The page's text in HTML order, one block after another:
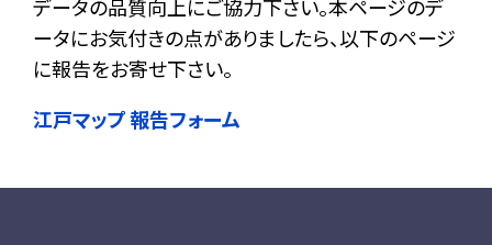
データの品質向上にご協力下さい。本ページのデ
ータにお気付きの点がありましたら、以下のページ
に報告をお寄せ下さい。
江戸マップ 報告フォーム